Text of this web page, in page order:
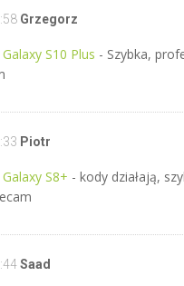
Grzegorz
S10 Plus - Szybka,
Piotr
S8+ - kody działają,
Saad